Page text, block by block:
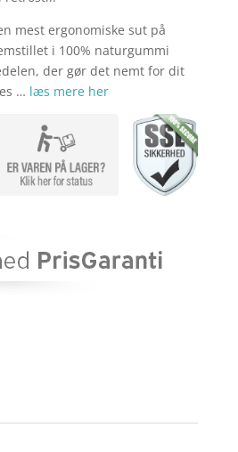
var:
kr. 69,95.
pris
er:
kr. 55,96.
mest ergonomiske sut på
i 100% naturgummi
der gør det nemt for dit
… læs mere her